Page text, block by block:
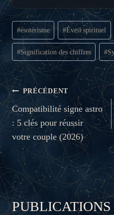
Étiquettes
de
la
publication :
#ésotérisme #Éveil spirituel
#Signification des chiffres #
NAVIGATION
DE
L’ARTICLE
PRÉCÉDENT
Compatibilité signe astro
: 5 clés pour réussir
votre couple (2026)